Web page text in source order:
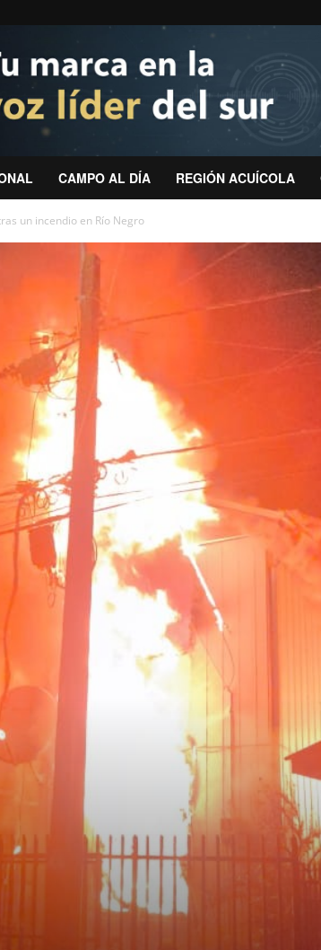
CAMPO AL DÍA REGIÓN ACUÍCOLA
un incendio en Río Negro